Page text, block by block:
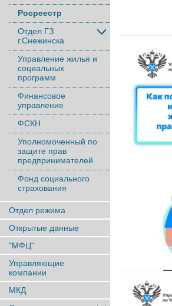
Росреестр
Отдел ГЗ
г.Снежинска
Управление жилья и
социальных
программ
Финансовое
управление
ФСКН
Уполномоченный по
защите прав
предпринимателей
Фонд социального
страхования
Отдел режима
Открытые данные
"МФЦ"
Управляющие
компании
МКД